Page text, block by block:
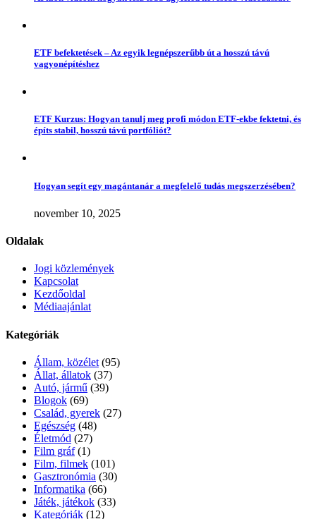
ETF befektetések – Az egyik legnépszerűbb út a hosszú távú
vagyonépítéshez
ETF Kurzus: Hogyan tanulj meg profi módon ETF-ekbe fektetni, és
építs stabil, hosszú távú portfóliót?
Hogyan segít egy magántanár a megfelelő tudás megszerzésében?
november 10, 2025
Oldalak
Jogi közlemények
Kapcsolat
Kezdőoldal
Médiaajánlat
Kategóriák
Állam, közélet (95)
Állat, állatok (37)
Autó, jármű (39)
Blogok (69)
Család, gyerek (27)
Egészség (48)
Életmód (27)
Film gráf(1)
Film, filmek (101)
Gasztronómia (30)
Informatika (66)
Játék, játékok (33)
Kategóriák (12)